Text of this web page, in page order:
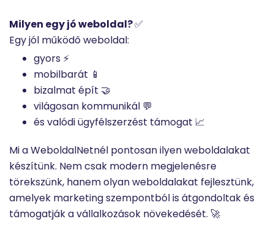
Milyen egy jó weboldal?✅
Egy jól működő weboldal:
gyors ⚡
mobilbarát 📱
bizalmat épít 🤝
világosan kommunikál 💬
és valódi ügyfélszerzést támogat 📈
Mi a WeboldalNetnél pontosan ilyen weboldalakat
készítünk. Nem csak modern megjelenésre
törekszünk, hanem olyan weboldalakat fejlesztünk,
amelyek marketing szempontból is átgondoltak és
támogatják a vállalkozások növekedését. 🚀